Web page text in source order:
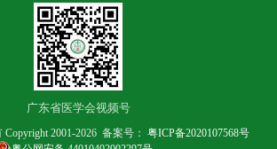
广东省医学会视频号
2001-2026 备案号： 粤ICP备2020107568号